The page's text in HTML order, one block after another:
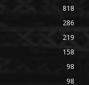
818
286
219
158
98
98